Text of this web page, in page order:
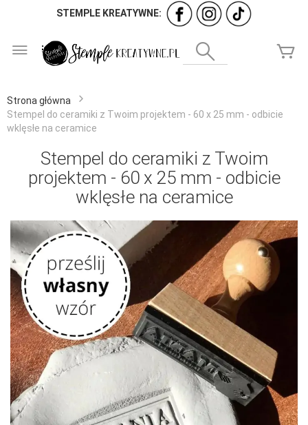
STEMPLE KREATYWNE:
do
treści
Strona główna
Stempel do ceramiki z Twoim projektem - 60 x 25 mm - odbicie
wklęsłe na ceramice
Stempel do ceramiki z Twoim
projektem - 60 x 25 mm - odbicie
wklęsłe na ceramice
Przejdź
na
koniec
galerii